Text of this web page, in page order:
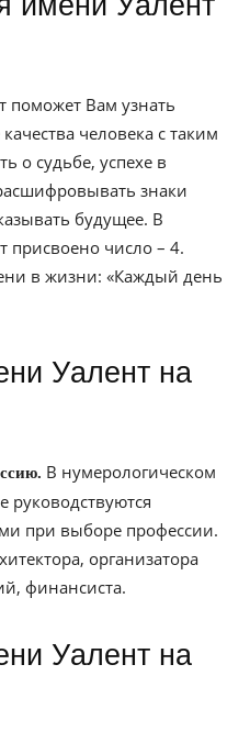
поможет Вам узнать
человека с таким
о судьбе, успехе в
знаки
будущее. В
присвоено число – 4.
в жизни: «Каждый день
В нумерологическом
при выборе профессии.
организатора
финансиста.